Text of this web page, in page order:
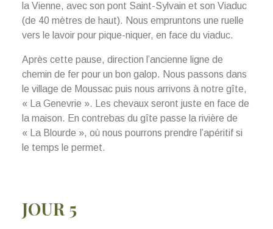
la Vienne, avec son pont Saint-Sylvain et son Viaduc
(de 40 mètres de haut). Nous empruntons une ruelle
vers le lavoir pour pique-niquer, en face du viaduc.
Après cette pause, direction l’ancienne ligne de
chemin de fer pour un bon galop. Nous passons dans
le village de Moussac puis nous arrivons à notre gîte,
« La Genevrie ». Les chevaux seront juste en face de
la maison. En contrebas du gîte passe la rivière de
« La Blourde », où nous pourrons prendre l’apéritif si
le temps le permet.
JOUR 5